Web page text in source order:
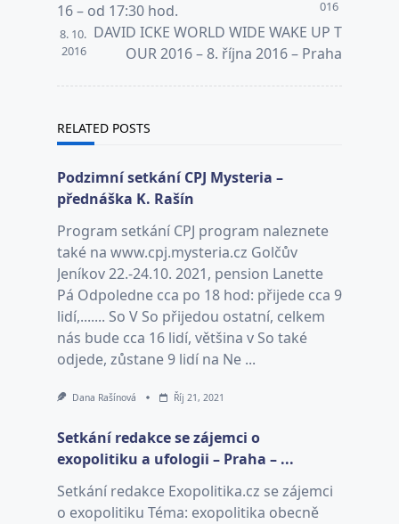
subtitle
screen-
reader-
16 – od 17:30 hod.
016
DAVID ICKE WORLD WIDE WAKE UP T
OUR 2016 – 8. října 2016 – Praha
8. 10.
2016
RELATED POSTS
Podzimní setkání CPJ Mysteria –
přednáška K. Rašín
Program setkání CPJ program naleznete
také na www.cpj.mysteria.cz Golčův
Jeníkov 22.-24.10. 2021, pension Lanette
Pá Odpoledne cca po 18 hod: přijede cca 9
lidí,....... So V So přijedou ostatní, celkem
nás bude cca 16 lidí, většina v So také
odjede, zůstane 9 lidí na Ne ...
Dana Rašínová Říj 21, 2021
Setkání redakce se zájemci o
exopolitiku a ufologii – Praha – ...
Setkání redakce Exopolitika.cz se zájemci
o exopolitiku Téma: exopolitika obecně